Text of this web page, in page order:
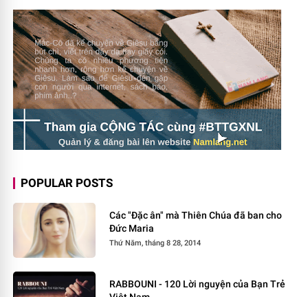
POPULAR POSTS
Các "Đặc ân" mà Thiên Chúa đã ban cho
Đức Maria
Thứ Năm, tháng 8 28, 2014
RABBOUNI - 120 Lời nguyện của Bạn Trẻ